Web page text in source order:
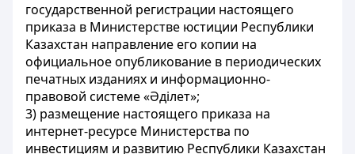
государственной регистрации настоящего
приказа в Министерстве юстиции Республики
Казахстан направление его копии на
официальное опубликование в периодических
печатных изданиях и информационно-
правовой системе «Әділет»;
3) размещение настоящего приказа на
интернет-ресурсе Министерства по
инвестициям и развитию Республики Казахстан